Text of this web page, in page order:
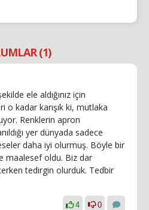
(1)
ele aldığınız için
o kadar karışık ki, mutlaka
Renklerin apron
yer dünyada sadece
daha iyi olurmuş. Böyle bir
maalesef oldu. Biz dar
tedirgin olurduk. Tedbir
4 0